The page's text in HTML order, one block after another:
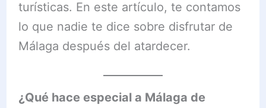
turísticas. En este artículo, te contamos
lo que nadie te dice sobre disfrutar de
Málaga después del atardecer.
¿Qué hace especial a Málaga de